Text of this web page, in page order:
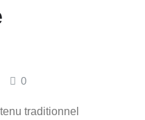
0
traditionnel